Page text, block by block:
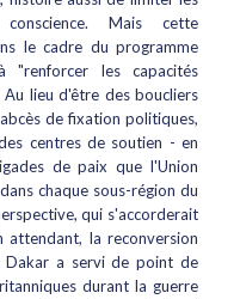
Mais cette
le cadre du programme
"renforcer les capacités
lieu d'être des boucliers
de fixation politiques,
centres de soutien - en
de paix que l'Union
chaque sous-région du
qui s'accorderait
attendant, la reconversion
Dakar a servi de point de
durant la guerre